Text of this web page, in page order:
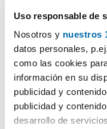
Uso responsable de
Nosotros y nuestros
datos personales,
como las cookies
información en su
publicidad y
publicidad y
desarrollo de
89m2 2 Hab
Neighbourhood: Ronda
Triana Casco Antiguo,
Contactar